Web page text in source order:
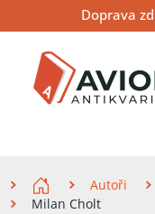
na
obsah
na
navigaci
na
vyhledávání
Doprava
Autoři
Milan Cholt